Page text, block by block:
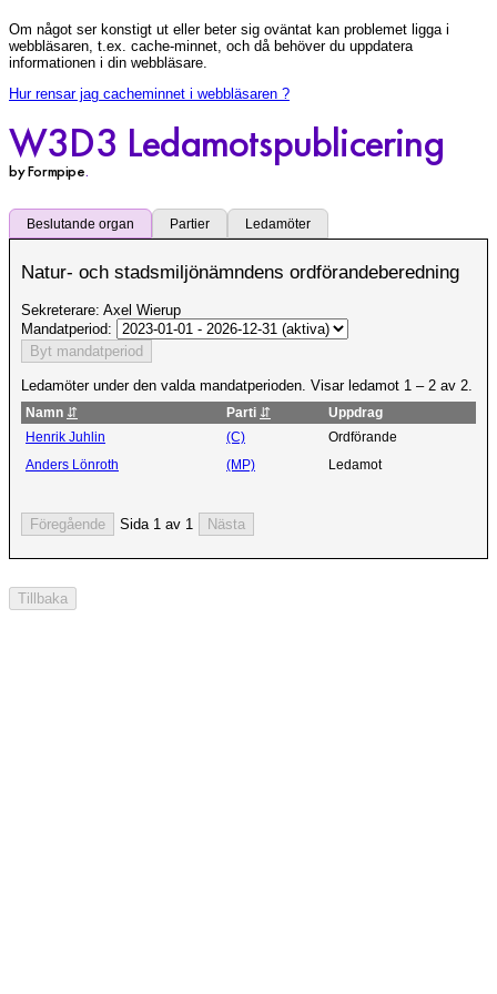
Om något ser konstigt ut eller beter sig oväntat kan problemet ligga i
webbläsaren, t.ex. cache-minnet, och då behöver du uppdatera
informationen i din webbläsare.
Hur rensar jag cacheminnet i webbläsaren ?
W3D3 Ledamotspublicering
by Formpipe.
Beslutande organ Partier Ledamöter
Natur- och stadsmiljönämndens ordförandeberedning
Sekreterare: Axel Wierup
Mandatperiod:
Ledamöter under den valda mandatperioden. Visar ledamot 1 – 2 av 2.
Namn ⇵ Parti ⇵
Uppdrag
Henrik Juhlin
(C) Ordförande
Anders Lönroth (MP) Ledamot
Sida 1 av 1